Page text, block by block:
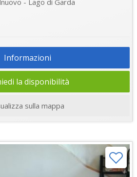
Informazioni
la disponibilità
sulla mappa